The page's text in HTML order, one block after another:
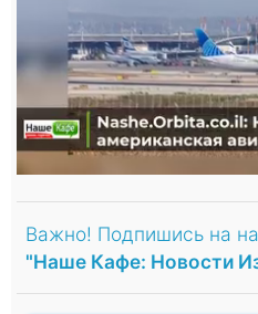
Важно! Подпишись на
"Наше Кафе: Новости